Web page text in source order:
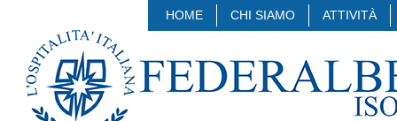
HOME CHI SIAMO ATTIVITÀ